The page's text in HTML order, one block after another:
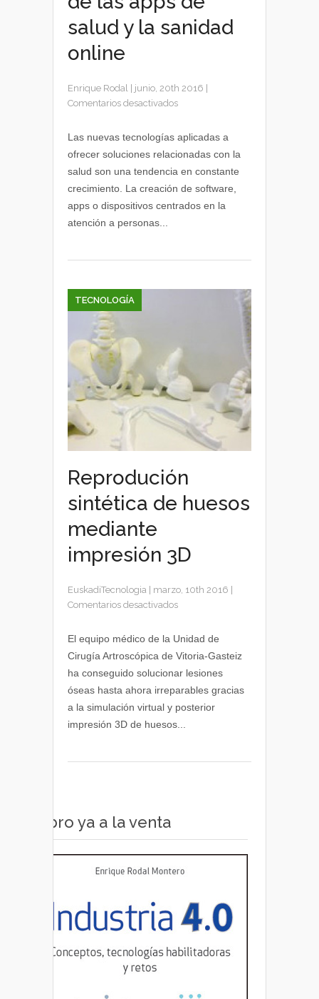
salud y la sanidad
online
Enrique Rodal junio, 20th 2016
Comentarios desactivadosen
más
las
apps
de
Las nuevas tecnologías aplicadas a
ofrecer soluciones relacionadas con la
salud son una tendencia en constante
crecimiento. La creación de software,
apps o dispositivos centrados en la
atención a personas...
TECNOLOGÍA
Reprodución
sintética de huesos
mediante
impresión 3D
EuskadiTecnologia marzo, 10th 2016
Comentarios desactivadosen
sintética
mediante
impresión
3D
El equipo médico de la Unidad de
Cirugía Artroscópica de Vitoria-Gasteiz
ha conseguido solucionar lesiones
óseas hasta ahora irreparables gracias
a la simulación virtual y posterior
impresión 3D de huesos...
Libro ya a la venta